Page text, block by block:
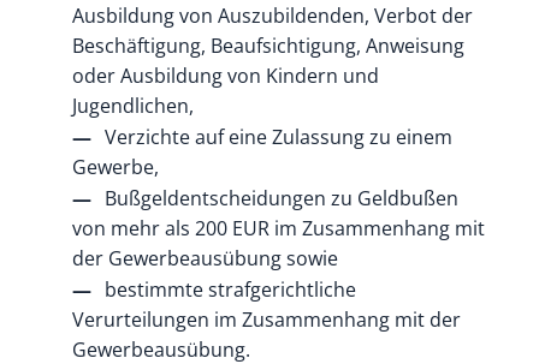
Ausbildung von Auszubildenden, Verbot der
Beschäftigung, Beaufsichtigung, Anweisung
oder Ausbildung von Kindern und
Jugendlichen,
Verzichte auf eine Zulassung zu einem
Gewerbe,
Bußgeldentscheidungen zu Geldbußen
von mehr als 200 EUR im Zusammenhang mit
der Gewerbeausübung sowie
bestimmte strafgerichtliche
Verurteilungen im Zusammenhang mit der
Gewerbeausübung.